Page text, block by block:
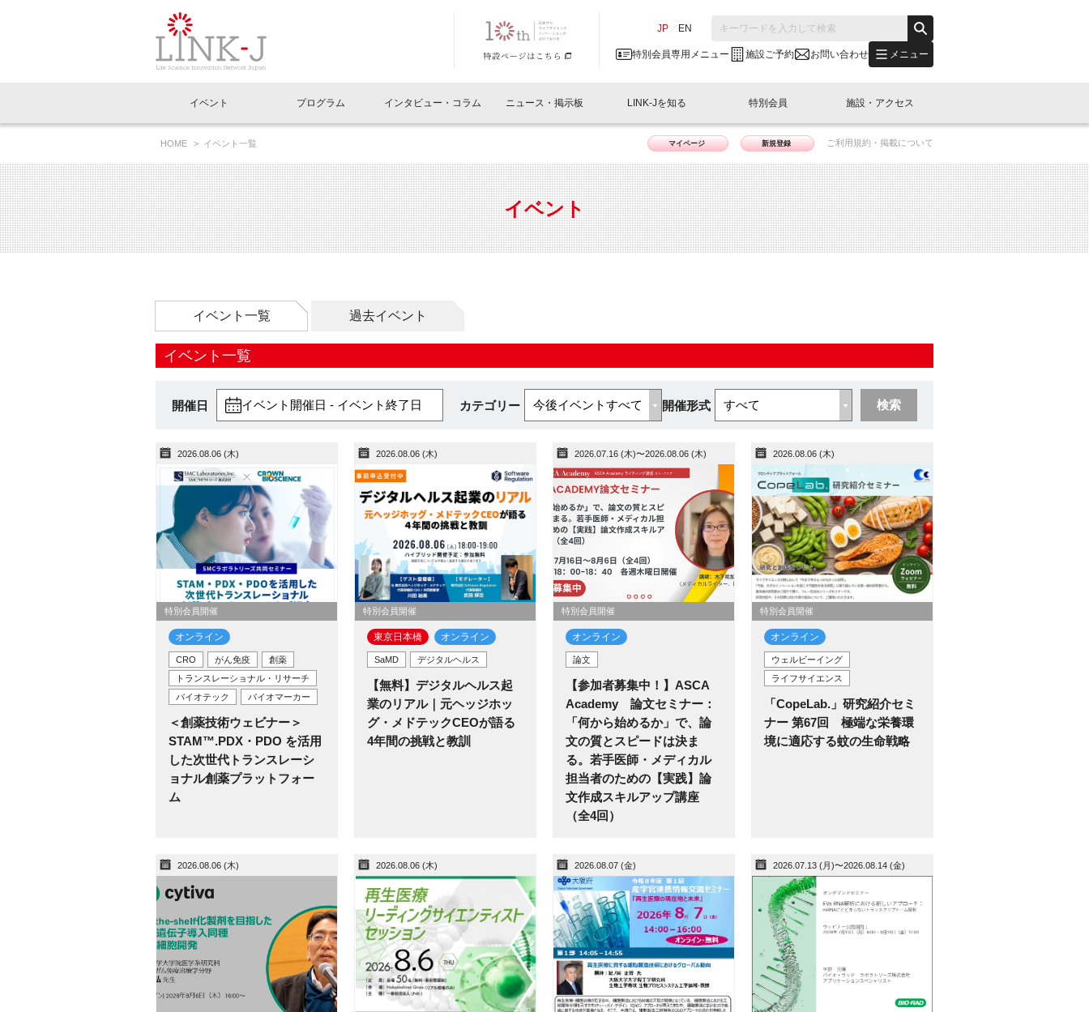
JP EN
特別会員専用メニュー 施設ご予約 お問い合わせ メニュー
イベントお知らせメール登録
閉じる
イベント
イベント一覧
LINK-J主催・共催 特別会員開催
LINK-J協賛・協力 出展・参加
イベントレポート一覧
LINK-J主催・共催 特別会員開催
LINK-J協賛・協力 出展・参加
プログラム
Out of Box相談室 What's "UNIKORN"？ What's "LINK-BioBAY TOKYO"？
インタビュー・コラム
インタビュー・コラム一覧
スペシャルインタビュー ベンチャーインタビュー 会報誌 (News Letter)
連載コラム サポーターコラム 日本橋コラム
ニュース・掲示板
ニュース一覧
トピック プレスリリース
メディア情報 海外関連
協賛・協力 施設
人と情報の交流掲示板一覧
会員プレスリリース ニュース・事業紹介
募集 イベント
LINK-Jを知る
理事長挨拶 Why in Nihonbashi What’s LINK-J WEST
国内外連携 サポーター紹介 事業内容
組織概要 パンフレット GTB日本橋エリアについて
特別会員
特別会員一覧 特別会員について 入会申し込み
専用メニューはこちら
施設・アクセス
ラウンジ・会議室 オフィス・ラボ 施設ご予約
アクセス
HOME イベント一覧 マイページ 新規登録 ご利用規約・掲載について
イベント
イベント一覧 過去イベント
イベント一覧
開催日 イベント開催日 - イベント終了日 カテゴリー 開催形式 検索
2026.08.06 (木)
特別会員開催
オンライン
CRO がん免疫
創薬
トランスレーショナル・リサーチ
バイオテック
バイオマーカー
＜創薬技術ウェビナー＞
STAM™.PDX・PDO を活用
した次世代トランスレーシ
ョナル創薬プラットフォー
ム
2026.08.06 (木)
特別会員開催
東京日本橋​ オンライン
SaMD デジタルヘルス
【無料】デジタルヘルス起
業のリアル｜元ヘッジホッ
グ・メドテックCEOが語る
4年間の挑戦と教訓
2026.07.16 (木)〜2026.08.06 (木)
特別会員開催
オンライン
論文
【参加者募集中！】ASCA
Academy 論文セミナー：
「何から始めるか」で、論
文の質とスピードは決ま
る。若手医師・メディカル
担当者のための【実践】論
文作成スキルアップ講座
（全4回）
2026.08.06 (木)
特別会員開催
オンライン
ウェルビーイング
ライフサイエンス
「CopeLab.」研究紹介セミ
ナー 第67回 極端な栄養環
境に適応する蚊の生命戦略
2026.08.06 (木) 2026.08.06 (木) 2026.08.07 (金) 2026.07.13 (月)〜2026.08.14 (金)